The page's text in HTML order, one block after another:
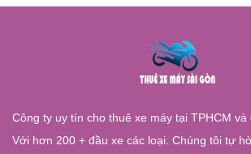
Công ty uy tín cho thuê xe máy tại TPHCM và
Với hơn 200 + đầu xe các loại. Chúng tôi tự